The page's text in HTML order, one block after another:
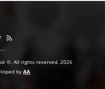
©. All rights reserved. 2026
by AA